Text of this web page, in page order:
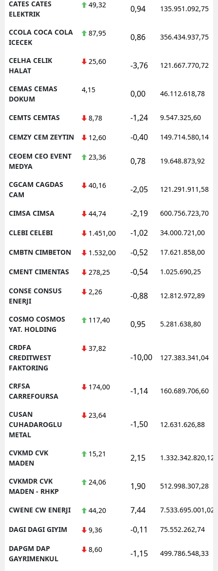
CATES CATES
ELEKTRIK
49,32 0,94 135.951.092,75
CCOLA COCA COLA
ICECEK
87,95 0,86 356.434.937,75
CELHA CELIK
HALAT
25,60 -3,76 121.667.770,72
CEMAS CEMAS
DOKUM
4,15 0,00 46.112.618,78
CEMTS CEMTAS 8,78 -1,24 9.547.325,60
CEMZY CEM ZEYTIN 12,60 -0,40 149.714.580,14
CEOEM CEO EVENT
MEDYA
23,36 0,78 19.648.873,92
CGCAM CAGDAS
CAM
40,16 -2,05 121.291.911,58
CIMSA CIMSA 44,74 -2,19 600.756.723,70
CLEBI CELEBI 1.451,00 -1,02 34.000.721,00
CMBTN CIMBETON 1.532,00 -0,52 17.621.858,00
CMENT CIMENTAS 278,25 -0,54 1.025.690,25
CONSE CONSUS
ENERJI
2,26 -0,88 12.812.972,89
COSMO COSMOS
YAT. HOLDING
117,40 0,95 5.281.638,80
CRDFA
CREDITWEST
FAKTORING
37,82
-10,00 127.383.341,04
CRFSA
CARREFOURSA
174,00 -1,14 160.689.706,60
CUSAN
CUHADAROGLU
METAL
23,64
-1,50 12.631.626,88
CVKMD CVK
MADEN
15,21 2,15 1.332.342.820,12
CVKMDR CVK
MADEN - RHKP
24,06 1,90 512.998.307,28
CWENE CW ENERJI 44,20 7,44 7.533.695.001,02
DAGI DAGI GIYIM 9,36 -0,11 75.552.262,74
DAPGM DAP
GAYRIMENKUL
8,60 -1,15 499.786.548,33